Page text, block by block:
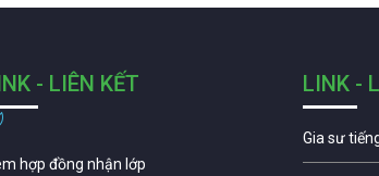
- LIÊN KẾT
hợp đồng nhận lớp
LINK -
Gia sư